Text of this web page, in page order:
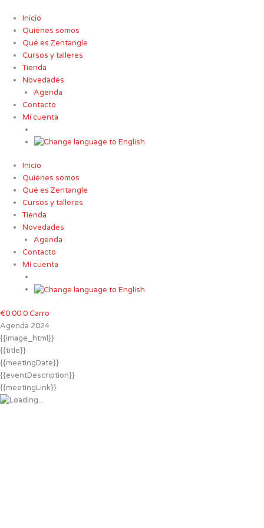
contenido
Inicio
Quiénes somos
Qué es Zentangle
Cursos y talleres
Tienda
Novedades
Agenda
Contacto
Mi cuenta
Inicio
Quiénes somos
Qué es Zentangle
Cursos y talleres
Tienda
Novedades
Agenda
Contacto
Mi cuenta
€0.000Carro
Agenda 2024
{{image_html}}
{{title}}
{{meetingDate}}
{{eventDescription}}
{{meetingLink}}